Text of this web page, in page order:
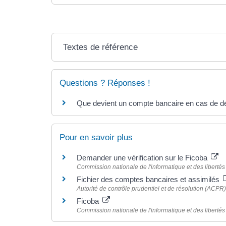
Textes de référence
Questions ? Réponses !
Que devient un compte bancaire en cas de
Pour en savoir plus
Demander une vérification sur le Ficoba
Commission nationale de l'informatique et des
Fichier des comptes bancaires et assimilés
Autorité de contrôle prudentiel et de résolution (ACPR)
Ficoba
Commission nationale de l'informatique et des